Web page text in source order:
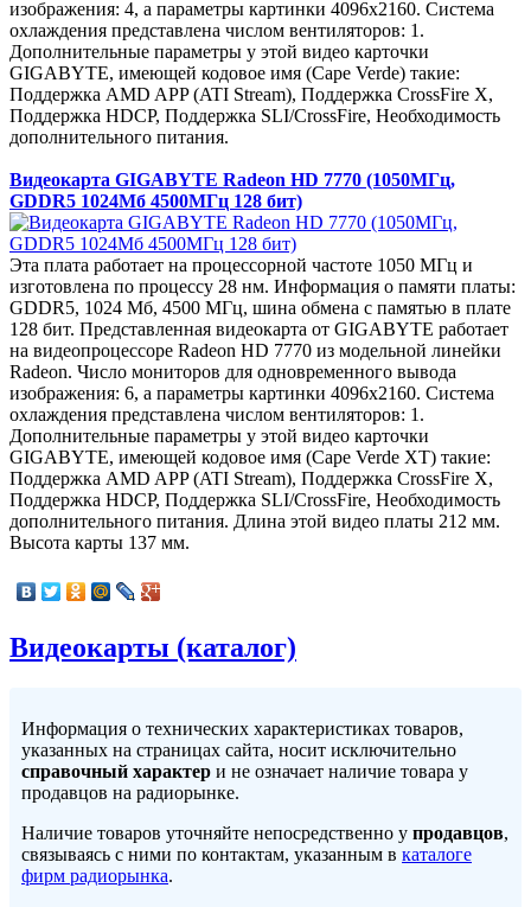
изображения: 4, а параметры картинки 4096x2160. Система
охлаждения представлена числом вентиляторов: 1.
Дополнительные параметры у этой видео карточки
GIGABYTE, имеющей кодовое имя (Cape Verde) такие:
Поддержка AMD APP (ATI Stream), Поддержка CrossFire X,
Поддержка HDCP, Поддержка SLI/CrossFire, Необходимость
дополнительного питания.
Видеокарта GIGABYTE Radeon HD 7770 (1050МГц,
GDDR5 1024Мб 4500МГц 128 бит)
Эта плата работает на процессорной частоте 1050 МГц и
изготовлена по процессу 28 нм. Информация о памяти платы:
GDDR5, 1024 Мб, 4500 МГц, шина обмена с памятью в плате
128 бит. Представленная видеокарта от GIGABYTE работает
на видеопроцессоре Radeon HD 7770 из модельной линейки
Radeon. Число мониторов для одновременного вывода
изображения: 6, а параметры картинки 4096x2160. Система
охлаждения представлена числом вентиляторов: 1.
Дополнительные параметры у этой видео карточки
GIGABYTE, имеющей кодовое имя (Cape Verde XT) такие:
Поддержка AMD APP (ATI Stream), Поддержка CrossFire X,
Поддержка HDCP, Поддержка SLI/CrossFire, Необходимость
дополнительного питания. Длина этой видео платы 212 мм.
Высота карты 137 мм.
Видеокарты (каталог)
Информация о технических характеристиках товаров,
указанных на страницах сайта, носит исключительно
справочный характер и не означает наличие товара у
продавцов на радиорынке.
Наличие товаров уточняйте непосредственно у продавцов,
связываясь с ними по контактам, указанным в каталоге
фирм радиорынка.